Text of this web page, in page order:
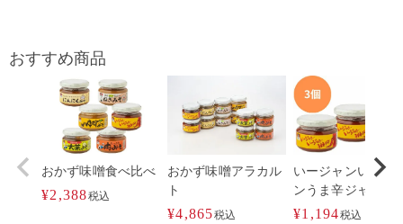
おすすめ商品
おかず味噌食べ比べ
¥2,388税込
おかず味噌アラカル
ト
¥4,865税込
いージャンいージ
ンうま辛ジャン3個
¥1,194税込